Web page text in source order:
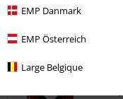
EMP Danmark
EMP Österreich
Large Belgique